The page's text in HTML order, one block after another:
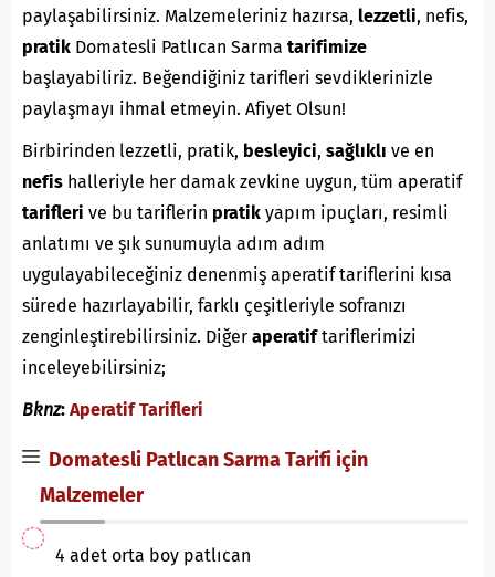
paylaşabilirsiniz. Malzemeleriniz hazırsa, lezzetli, nefis,
pratik Domatesli Patlıcan Sarma tarifimize
başlayabiliriz. Beğendiğiniz tarifleri sevdiklerinizle
paylaşmayı ihmal etmeyin. Afiyet Olsun!
Birbirinden lezzetli, pratik, besleyici, sağlıklı ve en
nefis halleriyle her damak zevkine uygun, tüm aperatif
tarifleri ve bu tariflerin pratik yapım ipuçları, resimli
anlatımı ve şık sunumuyla adım adım
uygulayabileceğiniz denenmiş aperatif tariflerini kısa
sürede hazırlayabilir, farklı çeşitleriyle sofranızı
zenginleştirebilirsiniz. Diğer aperatiftariflerimizi
inceleyebilirsiniz;
Bknz: Aperatif Tarifleri
Domatesli Patlıcan Sarma Tarifi için
Malzemeler
4 adet orta boy patlıcan